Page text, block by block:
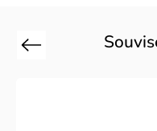
Previous